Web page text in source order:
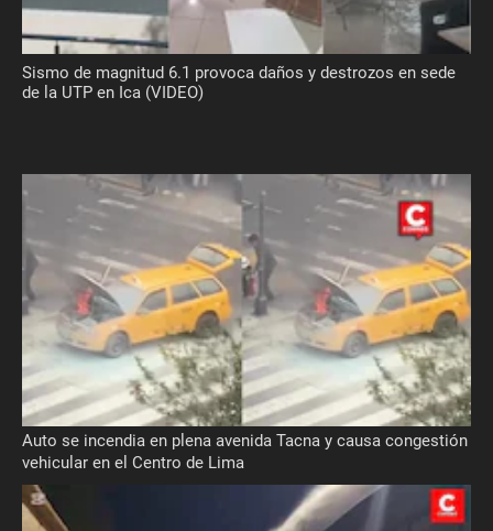
Sismo de magnitud 6.1 provoca daños y destrozos en sede
de la UTP en Ica (VIDEO)
Auto se incendia en plena avenida Tacna y causa congestión
vehicular en el Centro de Lima